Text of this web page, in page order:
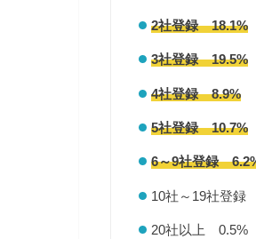
2社登録 18.1%
3社登録 19.5%
4社登録 8.9%
5社登録 10.7%
6～9社登録
10社～19社登録
20社以上 0.5%